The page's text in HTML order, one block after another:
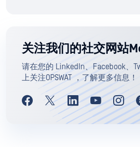
关注我们的社交网站
请在您的 LinkedIn、Facebook、
上关注OPSWAT ，了解更多信息！